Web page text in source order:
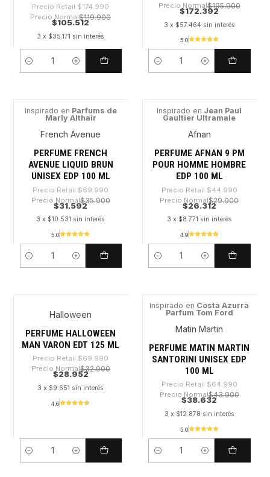
Precio Retail $174.990
Precio Normal$119.900
$105.512
3 x $35.171 sin interés
Cantidad
Precio Normal$195.900
$172.392
3 x $57.464 sin interés
5.0
Cantidad
-54%
Inspirado en Parfums de
Marly Althair
French Avenue
PERFUME FRENCH
AVENUE LIQUID BRUN
UNISEX EDP 100 ML
Precio Retail $69.990
Precio Normal$35.900
$31.592
3 x $10.531 sin interés
5.0
Cantidad
-41%
Inspirado en Jean Paul
Gaultier Ultramale
Afnan
PERFUME AFNAN 9 PM
POUR HOMME HOMBRE
EDP 100 ML
Precio Retail $44.990
Precio Normal$29.900
$26.312
3 x $8.771 sin interés
4.9
Cantidad
Halloween
PERFUME HALLOWEEN
MAN VARON EDT 125 ML
Precio Retail $69.990
Precio Normal$32.900
$28.952
3 x $9.651 sin interés
4.6
Cantidad
-40%
Inspirado en Costa Azurra
Parfum Tom Ford
Matin Martin
PERFUME MATIN MARTIN
SANTORINI UNISEX EDP
100 ML
Precio Retail $64.990
Precio Normal$43.900
$38.632
3 x $12.878 sin interés
5.0
Cantidad